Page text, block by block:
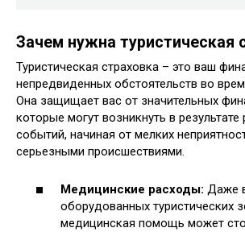
Зачем нужна туристическая
Туристическая страховка – это ваш
непредвиденных обстоятельств во
Она защищает вас от значительных
которые могут возникнуть в результате
событий, начиная от мелких
серьезными происшествиями.
Медицинские расходы: Даже
оборудованных туристических
медицинская помощь может